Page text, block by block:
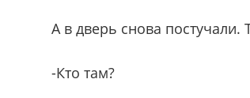
А в дверь снова постучали.
-Кто там?